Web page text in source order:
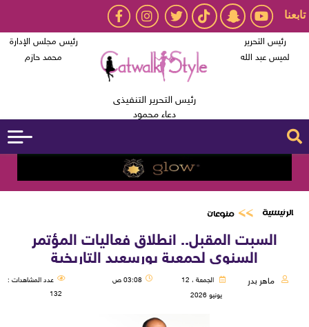
تابعنا
رئيس التحرير
لميس عبد الله
رئيس التحرير التنفيذى
دعاء محمود
رئيس مجلس الإدارة
محمد حازم
الرئيسية منوعات
السبت المقبل.. انطلاق فعاليات المؤتمر
السنوي لجمعية بورسعيد التاريخية
ماهر بدر
الجمعة ، 12
يونيو 2026
03:08 ص
عدد المشاهدات :
132